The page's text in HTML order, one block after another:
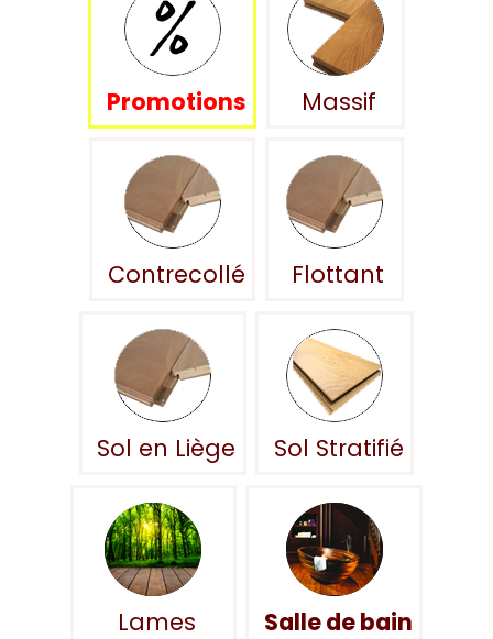
Promotions Massif
Contrecollé Flottant
Sol en Liège Sol Stratifié
Lames
Salle de bain